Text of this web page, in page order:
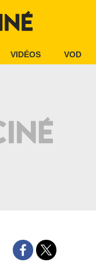
VIDÉOS VOD